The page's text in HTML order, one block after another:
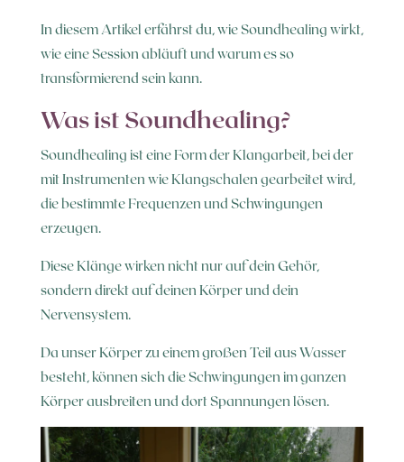
In diesem Artikel erfährst du, wie Soundhealing wirkt,
wie eine Session abläuft und warum es so
transformierend sein kann.
Was ist Soundhealing?
Soundhealing ist eine Form der Klangarbeit, bei der
mit Instrumenten wie Klangschalen gearbeitet wird,
die bestimmte Frequenzen und Schwingungen
erzeugen.
Diese Klänge wirken nicht nur auf dein Gehör,
sondern direkt auf deinen Körper und dein
Nervensystem.
Da unser Körper zu einem großen Teil aus Wasser
besteht, können sich die Schwingungen im ganzen
Körper ausbreiten und dort Spannungen lösen.